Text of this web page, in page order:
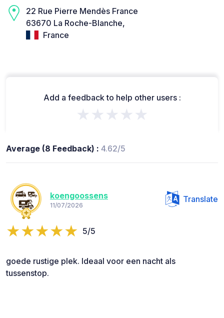
22 Rue Pierre Mendès France
63670 La Roche-Blanche,
France
Add a feedback to help other users :
★★★★★
Average (8 Feedback) : 4.62/5
koengoossens
11/07/2026
Translate
5/5
goede rustige plek. Ideaal voor een nacht als
tussenstop.